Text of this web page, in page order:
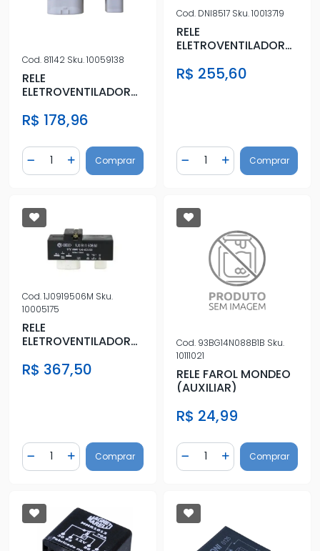
Cod. 81142 Sku.10059138
RELE
ELETROVENTILADOR
R$ 178,96
Diminuir Quantidade
Quantidade
Adicionar Quantidade
Comprar
Cod. DNI8517 Sku.10013719
RELE
ELETROVENTILADOR
R$ 255,60
Diminuir Quantidade
Quantidade
AdicionarComprar
Cod.1J0919506M Sku.
10005175
RELE
ELETROVENTILADOR
R$ 367,50
Diminuir Quantidade
Quantidade
Adicionar Quantidade
Comprar
Cod. 93BG14N088B1B Sku.
10111021
RELE FAROL MONDEO
(AUXILIAR)
R$ 24,99
Diminuir Quantidade
Quantidade
AdicionarComprar